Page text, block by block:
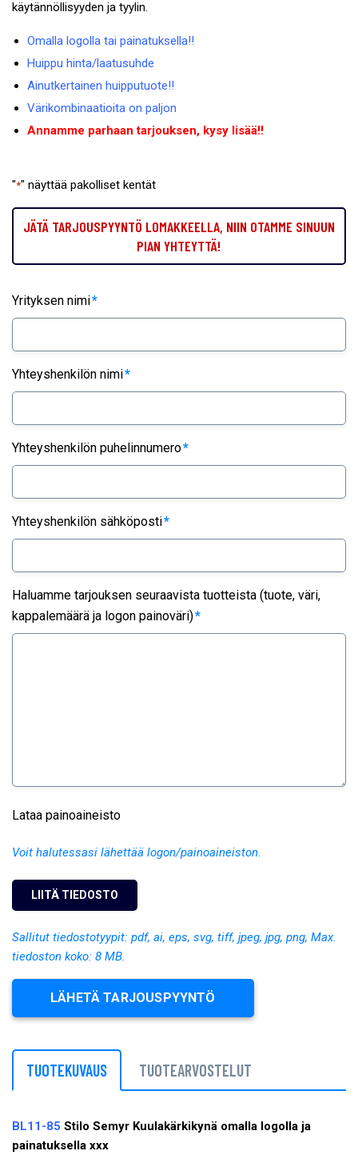
käytännöllisyyden ja tyylin.
Omalla logolla tai painatuksella!!
Huippu hinta/laatusuhde
Ainutkertainen huipputuote!!
Värikombinaatioita on paljon
Annamme parhaan tarjouksen, kysy lisää!!
"*" näyttää pakolliset kentät
JÄTÄ TARJOUSPYYNTÖ LOMAKKEELLA, NIIN OTAMME SINUUN
PIAN YHTEYTTÄ!
Yrityksen nimi*
Yhteyshenkilön nimi*
Yhteyshenkilön puhelinnumero*
Yhteyshenkilön sähköposti*
Haluamme tarjouksen seuraavista tuotteista (tuote, väri,
kappalemäärä ja logon painoväri)*
Lataa painoaineisto
Voit halutessasi lähettää logon/painoaineiston.
Sallitut tiedostotyypit: pdf, ai, eps, svg, tiff, jpeg, jpg, png, Max.
tiedoston koko: 8 MB.
LÄHETÄ TARJOUSPYYNTÖ
TUOTEKUVAUS TUOTEARVOSTELUT
BL11-85 Stilo Semyr Kuulakärkikynä omalla logolla ja
painatuksella xxx